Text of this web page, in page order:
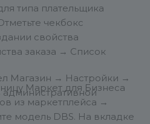
типа плательщика
чекбокс
свойства
заказа → Список
Маркет для Бизнеса
из маркетплейса →
модель DBS. На вкладке
Магазин → Настройки →